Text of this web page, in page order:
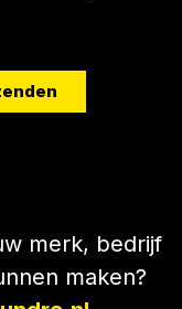
merk, bedrijf
maken?